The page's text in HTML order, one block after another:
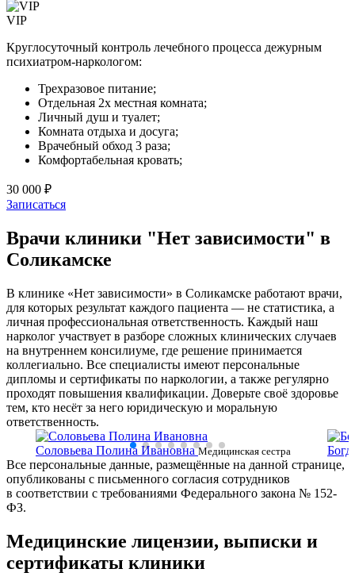
VIP
Круглосуточный контроль лечебного процесса дежурным
психиатром-наркологом:
Трехразовое питание;
Отдельная 2х местная комната;
Личный душ и туалет;
Комната отдыха и досуга;
Врачебный обход 3 раза;
Комфортабельная кровать;
30 000 ₽
Записаться
Врачи клиники "Нет зависимости" в
Соликамске
В клинике «Нет зависимости» в Соликамске работают врачи,
для которых результат каждого пациента — не статистика, а
личная профессиональная ответственность. Каждый наш
нарколог участвует в разборе сложных клинических случаев
на внутреннем консилиуме, где решение принимается
коллегиально. Все специалисты имеют персональные
дипломы и сертификаты по наркологии, а также регулярно
проходят повышения квалификации. Доверьте своё здоровье
тем, кто несёт за него юридическую и моральную
ответственность.
Соловьева Полина Ивановна Медицинская сестра
Все персональные данные, размещённые на данной странице,
опубликованы с письменного согласия сотрудников
в соответствии с требованиями Федерального закона № 152-
ФЗ.
Медицинские лицензии, выписки и
сертификаты клиники